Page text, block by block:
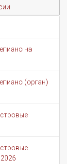
на
(орган)